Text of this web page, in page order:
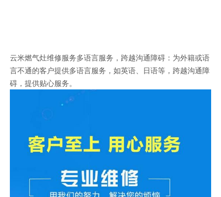
云米燃气灶维修服务多语言服务，跨越沟通障碍：为外籍或语
言不通的客户提供多语言服务，如英语、日语等，跨越沟通障
碍，提供贴心服务。